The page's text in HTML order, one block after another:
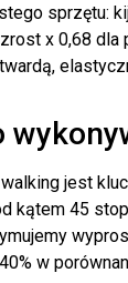
sprzętu:
x 0,68
jest
kątem 45
w